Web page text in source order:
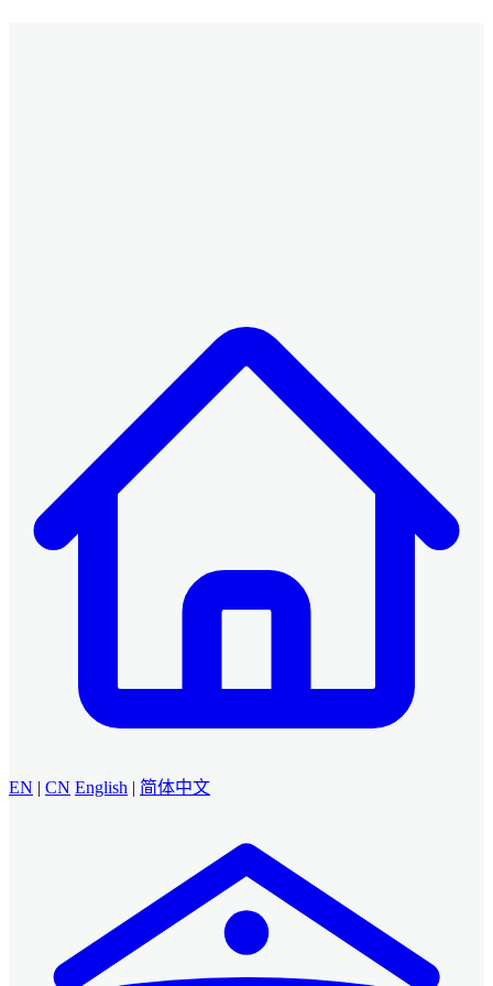
EN | CN English | 简体中文